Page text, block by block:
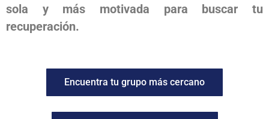
sola y más motivada para buscar tu
recuperación.
Encuentra tu grupo más cercano